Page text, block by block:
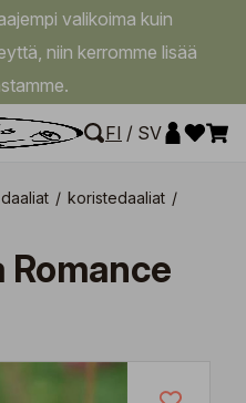
valikoima kuin
niin kerromme lisää
FI / SV
daaliat / koristedaaliat /
Romance